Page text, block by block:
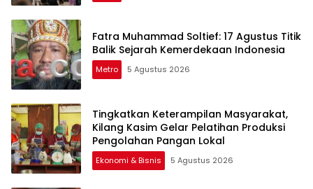
Fatra Muhammad Soltief: 17 Agustus Titik
Balik Sejarah Kemerdekaan Indonesia
Metro 5 Agustus 2026
Tingkatkan Keterampilan Masyarakat,
Kilang Kasim Gelar Pelatihan Produksi
Pengolahan Pangan Lokal
Ekonomi & Bisnis 5 Agustus 2026